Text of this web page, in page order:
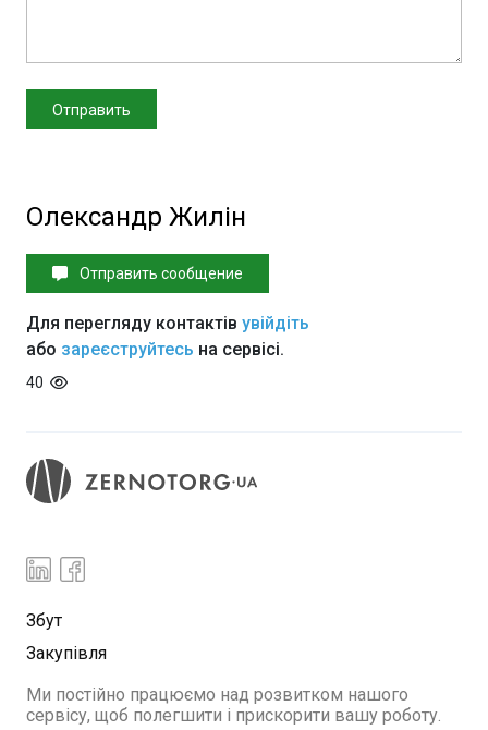
Олександр Жилін
Отправить сообщение
Для перегляду контактів увійдіть
або зареєструйтесь на сервісі.
40
Збут
Закупівля
Ми постійно працюємо над розвитком нашого
сервісу, щоб полегшити і прискорити вашу роботу.